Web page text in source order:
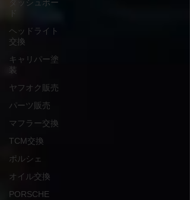
ダッシュボー
ド
ヘッドライト
交換
キャリパー塗
装
ヤフオク販売
パーツ販売
マフラー交換
TCM交換
ポルシェ
オイル交換
PORSCHE